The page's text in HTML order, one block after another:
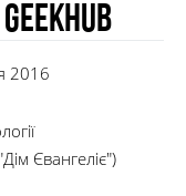
2016
Євангеліє")